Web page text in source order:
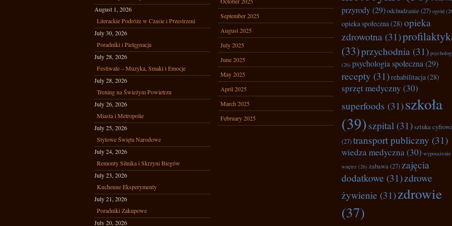
August 1, 2026
Literackie Podróże w Czasie i Przestrzeni
July 30, 2026
Poradniki i Pielęgnacja
July 28, 2026
Festiwale – Muzyka, Smaki i Emocje
July 28, 2026
Trening na Świeżym Powietrzu
July 26, 2026
Miasta i Metropolie
July 25, 2026
Stylowe Święta Narodowe
July 24, 2026
Remonty Silnika i Skrzyni Biegów
July 23, 2026
Kuchenne Eksperymenty
July 21, 2026
Poradniki Zakupowe
July 20, 2026
September 2025
August 2025
July 2025
June 2025
May 2025
April 2025
March 2025
February 2025
przyrody(29)odchudzanie (27) ogród
opieka społeczna(28) opieka
zdrowotna (31)
(33)przychodnia (31)
(26) psychologia społeczna(29)
recepty (31)rehabilitacja(28)
sprzęt medyczny (30)
superfoods (31)szkoła
(39)szpital (31)sztuka
(27)transport publiczny (31)
wiedza medyczna(30) wyposażenie
wnętrz (26) zabawa(27) zajęcia
dodatkowe (31)zdrowe
żywienie (31)zdrowie
(37)